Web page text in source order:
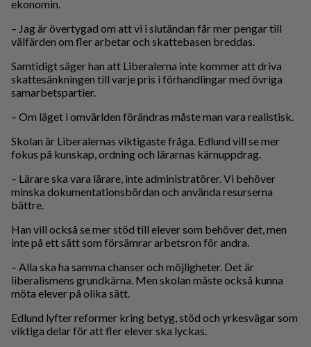
ekonomin.
– Jag är övertygad om att vi i slutändan får mer pengar till
välfärden om fler arbetar och skattebasen breddas.
Samtidigt säger han att Liberalerna inte kommer att driva
skattesänkningen till varje pris i förhandlingar med övriga
samarbetspartier.
– Om läget i omvärlden förändras måste man vara realistisk.
Skolan är Liberalernas viktigaste fråga. Edlund vill se mer
fokus på kunskap, ordning och lärarnas kärnuppdrag.
– Lärare ska vara lärare, inte administratörer. Vi behöver
minska dokumentationsbördan och använda resurserna
bättre.
Han vill också se mer stöd till elever som behöver det, men
inte på ett sätt som försämrar arbetsron för andra.
– Alla ska ha samma chanser och möjligheter. Det är
liberalismens grundkärna. Men skolan måste också kunna
möta elever på olika sätt.
Edlund lyfter reformer kring betyg, stöd och yrkesvägar som
viktiga delar för att fler elever ska lyckas.